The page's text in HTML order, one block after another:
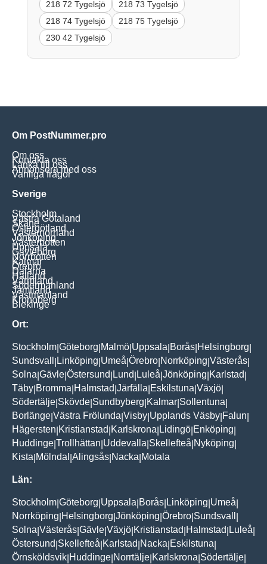
218 72 Tygelsjö
218 73 Tygelsjö
218 74 Tygelsjö
218 75 Tygelsjö
230 42 Tygelsjö
Om PostNummer.pro
Om oss
Kontakta oss
Länka till oss
Annonsera med oss
Vanliga frågor
Sverige
Stockholm
Västra Götaland
Skåne
Östergötland
Västernorrland
Jönköping
Västerbotten
Uppsala
Gävleborg
Norrbotten
Kalmar
Örebro
Dalarna
Halland
Värmland
Södermanland
Jämtland
Västmanland
Kronoberg
Blekinge
Ort:
Stockholm Göteborg Malmö Uppsala Borås Helsingborg
Sundsvall
Linköping Umeå Örebro Norrköping Västerås
Solna Gävle Östersund Lund Luleå Jönköping Karlstad
Täby Bromma Halmstad Järfälla Eskilstuna Växjö
Södertälje Skövde Sundbyberg Kalmar Sollentuna
Borlänge Västra Frölunda Visby Upplands Väsby Falun
Hägersten Kristianstad Karlskrona Lidingö Enköping
Huddinge Trollhättan Uddevalla Skellefteå Nyköping
Kista Mölndal Alingsås Nacka Motala
Län:
Stockholm Göteborg Uppsala Borås Linköping Umeå
Norrköping Helsingborg Jönköping Örebro Sundsvall
Solna Västerås Gävle Växjö Kristianstad Halmstad Luleå
Östersund Skellefteå Karlstad Nacka Eskilstuna
Örnsköldsvik Huddinge Norrtälje Karlskrona Södertälje